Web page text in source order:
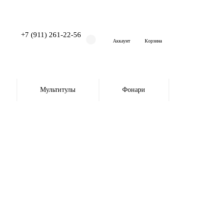
+7 (911) 261-22-56
Аккаунт Корзина
Мультитулы Фонари